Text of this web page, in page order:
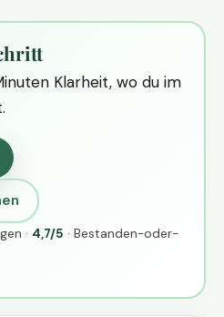
Klarheit, wo du im
· 4,7/5 · Bestanden-oder-